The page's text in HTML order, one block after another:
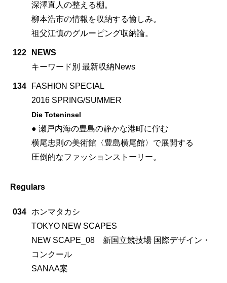
深澤直人の整える棚。
柳本浩市の情報を収納する愉しみ。
祖父江慎のグルーピング収納論。
122
NEWS
キーワード別 最新収納News
134
FASHION SPECIAL
2016 SPRING/SUMMER
Die Toteninsel
● 瀬戸内海の豊島の静かな港町に佇む
横尾忠則の美術館〈豊島横尾館〉で展開する
圧倒的なファッションストーリー。
Regulars
034
ホンマタカシ
TOKYO NEW SCAPES
NEW SCAPE_08 新国立競技場 国際デザイン・
コンクール
SANAA案